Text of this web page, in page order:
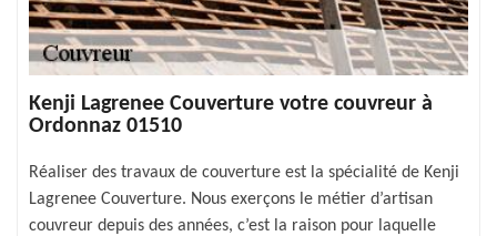
Kenji Lagrenee Couverture votre couvreur à
Ordonnaz 01510
Réaliser des travaux de couverture est la spécialité de Kenji
Lagrenee Couverture. Nous exerçons le métier d’artisan
couvreur depuis des années, c’est la raison pour laquelle